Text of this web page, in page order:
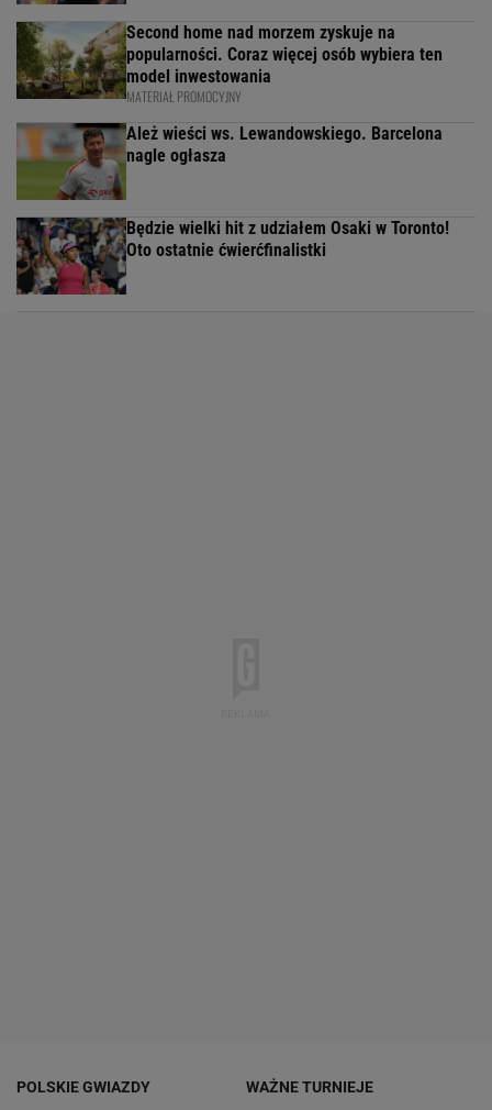
Second home nad morzem zyskuje na
popularności. Coraz więcej osób wybiera ten
model inwestowania
MATERIAŁ PROMOCYJNY
Ależ wieści ws. Lewandowskiego. Barcelona
nagle ogłasza
Będzie wielki hit z udziałem Osaki w Toronto!
Oto ostatnie ćwierćfinalistki
POLSKIE GWIAZDY WAŻNE TURNIEJE